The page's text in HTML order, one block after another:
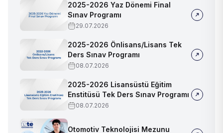
2025-2026 Yaz Dönemi Final
Sınav Programı
29.07.2026
2025-2026 Önlisans/Lisans Tek
Ders Sınav Programı
08.07.2026
2025-2026 Lisansüstü Eğitim
Enstitüsü Tek Ders Sınav Programı
08.07.2026
Otomotiv Teknolojisi Mezunu